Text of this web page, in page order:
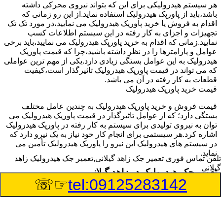
هر سیستم هیدرولیکی برای این که بتواند نیروی محرکی داشته
باشد،باید از پاورپک هیدرولیک استفاده نماید.از این رو زمانی که
اقدام به فروش یا خرید پاورپک هیدرولیک می نمایید،در مورد تک تک
تجهیزات و اجزای به کار رفته در این سیستم اطلاعات کسب
نمایید.زمانی که اقدام به خرید پاورپک هیدرولیک می نمایید،باید برخی
عوامل و پارامترها را در نظر داشته باشید،چرا که قیمت پاورپک
هیدرولیک به این عوامل بستگی زیادی دارد.یکی از مهم ترین عواملی
که می تواند در قیمت پاورپک هیدرولیک تاثیرگذار است،کیفیت
قطعات به کار رفته در آن می باشد.
قیمت خرید پاورپک هیدرولیک
قیمت فروش و خرید پاورپک هیدرولیک به چندین عامل مختلف
بستگی دارد؛ که از عوامل تاثیرگذار در قیمت پاورپک هیدرولیک می
توان به نیروی تولیدی برای سیستم به کار رفته در پاورپک هیدرولیک
اشاره کرد.هر سیستمی برای انجام کار خود نیاز به یک نیرو دارد که
در سیستم های هیدرولیک این نیرو را پاورپک هیدرولیک تأمین می
نماید.
تعمیر جک هیدرولیک در زاهد گیلانی
وسیله‎ای که با عملکرد خود موجب بلند شدن اهرم و یا وزن سنگین
تلفن تماس فوری تعمیر جک زاهد گیلانی,تعمیر جک هیدرولیک زاهد
گیلانی
tel:09125283142
☞☏